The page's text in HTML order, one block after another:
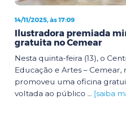
14/11/2025, às 17:09
Ilustradora premiada
gratuita no Cemear
Nesta quinta-feira (13), o
Educação e Artes – Cemear,
promoveu uma oficina
voltada ao público ... [saiba